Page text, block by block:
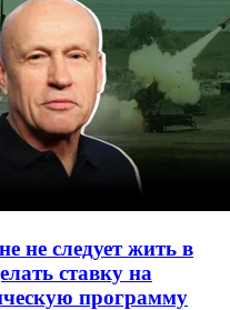
не следует жить в
ставку на
программу